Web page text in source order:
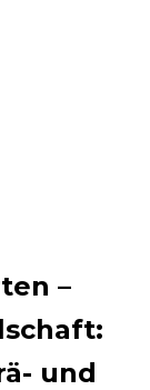
–
und